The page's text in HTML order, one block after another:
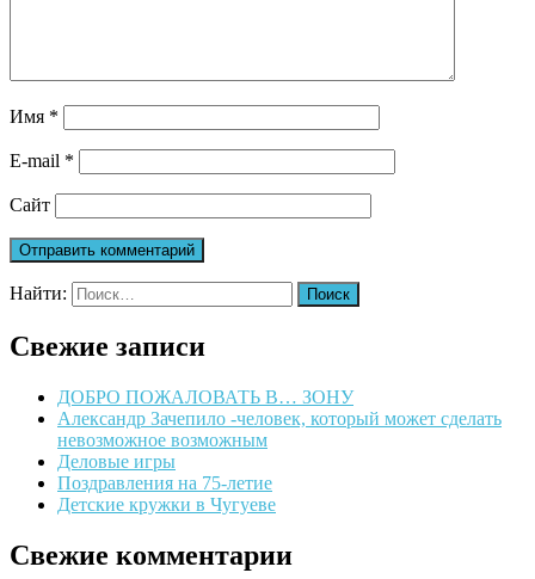
Имя *
E-mail *
Сайт
Найти:
Свежие записи
ДОБРО ПОЖАЛОВАТЬ В… ЗОНУ
Александр Зачепило -человек, который может сделать
невозможное возможным
Деловые игры
Поздравления на 75-летие
Детские кружки в Чугуеве
Свежие комментарии